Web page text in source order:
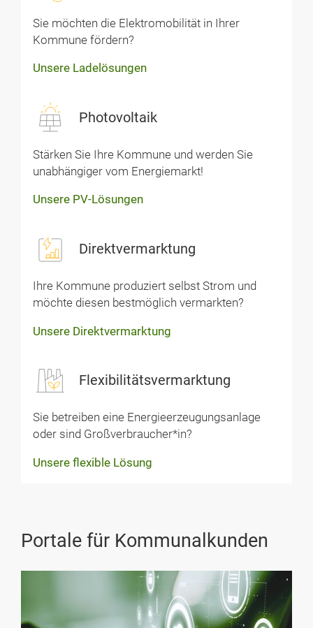
Sie möchten die Elektromobilität in Ihrer
Kommune fördern?
Unsere Ladelösungen
Photovoltaik
Stärken Sie Ihre Kommune und werden Sie
unabhängiger vom Energiemarkt!
Unsere PV-Lösungen
Direktvermarktung
Ihre Kommune produziert selbst Strom und
möchte diesen bestmöglich vermarkten?
Unsere Direktvermarktung
Flexibilitätsvermarktung
Sie betreiben eine Energie­erzeugungsanlage
oder sind Großverbraucher*in?
Unsere flexible Lösung
Portale für Kommunalkunden